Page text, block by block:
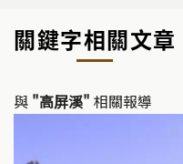
y
Li
k
關鍵字相關文章
與 "高屏溪" 相關報導